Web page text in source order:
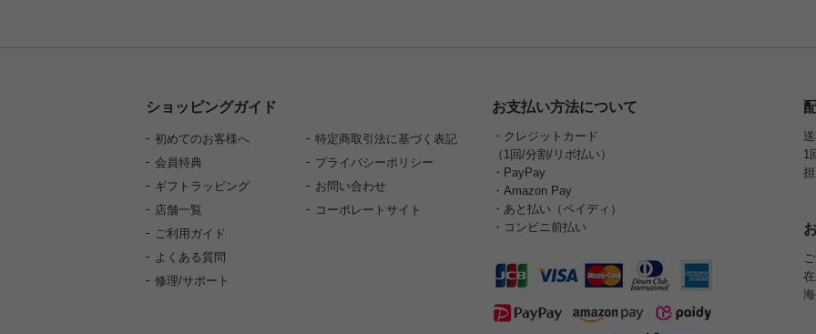
ショッピングガイド
初めてのお客様へ
会員特典
ギフトラッピング
店舗一覧
ご利用ガイド
よくある質問
修理/サポート
特定商取引法に基づく表記
プライバシーポリシー
お問い合わせ
コーポレートサイト
お支払い方法について
・クレジットカード
（1回/分割/リボ払い）
・PayPay
・Amazon Pay
・あと払い（ペイディ）
・コンビニ前払い
1